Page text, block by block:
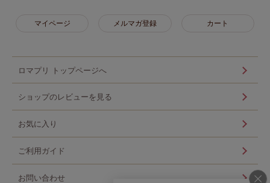
マイページ メルマガ登録 カート
ロマプリ トップページへ
ショップのレビューを見る
お気に入り
ご利用ガイド
お問い合わせ